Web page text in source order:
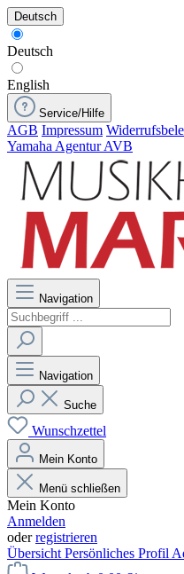
Deutsch
Deutsch
English
Service/Hilfe
AGB Impressum
Yamaha Agentur AVB
Navigation
Navigation
Suche
Wunschzettel
Mein Konto
Menü schließen
Mein Konto
Anmelden
oderregistrieren
Übersicht Persönliches Profil